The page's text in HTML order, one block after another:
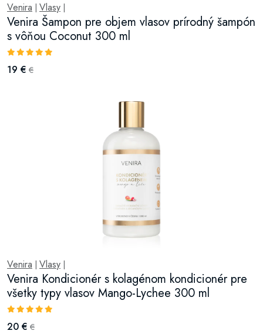
Venira Vlasy
Venira Šampon pre objem vlasov prírodný šampón
s vôňou Coconut 300 ml
19 € €
Venira Vlasy
Venira Kondicionér s kolagénom kondicionér pre
všetky typy vlasov Mango-Lychee 300 ml
20 € €